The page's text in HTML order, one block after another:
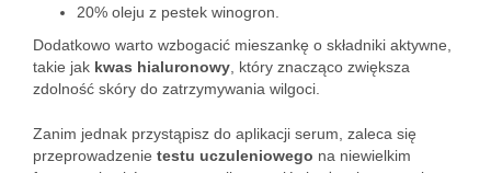
20% oleju z pestek winogron.
Dodatkowo warto wzbogacić mieszankę o składniki aktywne,
takie jak kwas hialuronowy , który znacząco zwiększa
zdolność skóry do zatrzymywania wilgoci.
Zanim jednak przystąpisz do aplikacji serum, zaleca się
przeprowadzenie testu uczuleniowego na niewielkim